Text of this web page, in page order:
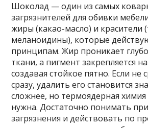
Шоколад — один из самых
загрязнителей для обивки
жиры (какао-масло) и красители
меланоидины), которые
принципам. Жир проникает
ткани, а пигмент закрепляется
создавая стойкое пятно. Если не
сразу, удалить его становится
сложнее, но термоядерная химия
нужна. Достаточно понимать
загрязнения и действовать по